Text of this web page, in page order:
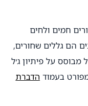
חמים ולחים
הם גללים שחורים,
מבוסס על פיתיון ג׳ל
בעמוד הדברת